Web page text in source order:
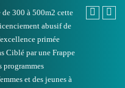
300 à 500m2 cette
abusif de
primée
Ciblé par une Frappe
programmes
et des jeunes à